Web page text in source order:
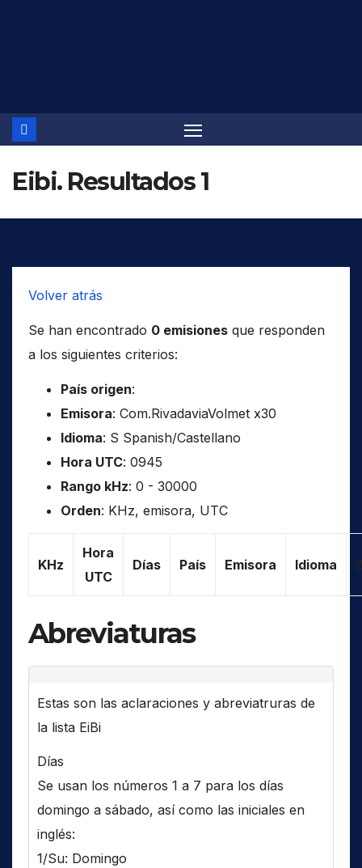
Eibi. Resultados 1
Volver atrás
Se han encontrado 0 emisiones que responden
a los siguientes criterios:
País origen:
Emisora: Com.RivadaviaVolmet x30
Idioma: S Spanish/Castellano
Hora UTC: 0945
Rango kHz: 0 - 30000
Orden: KHz, emisora, UTC
KHz
Hora
UTC
Días País Emisora Idioma
Abreviaturas
Estas son las aclaraciones y abreviatruras de
la lista EiBi
Días
Se usan los números 1 a 7 para los días
domingo a sábado, así como las iniciales en
inglés:
1/Su: Domingo